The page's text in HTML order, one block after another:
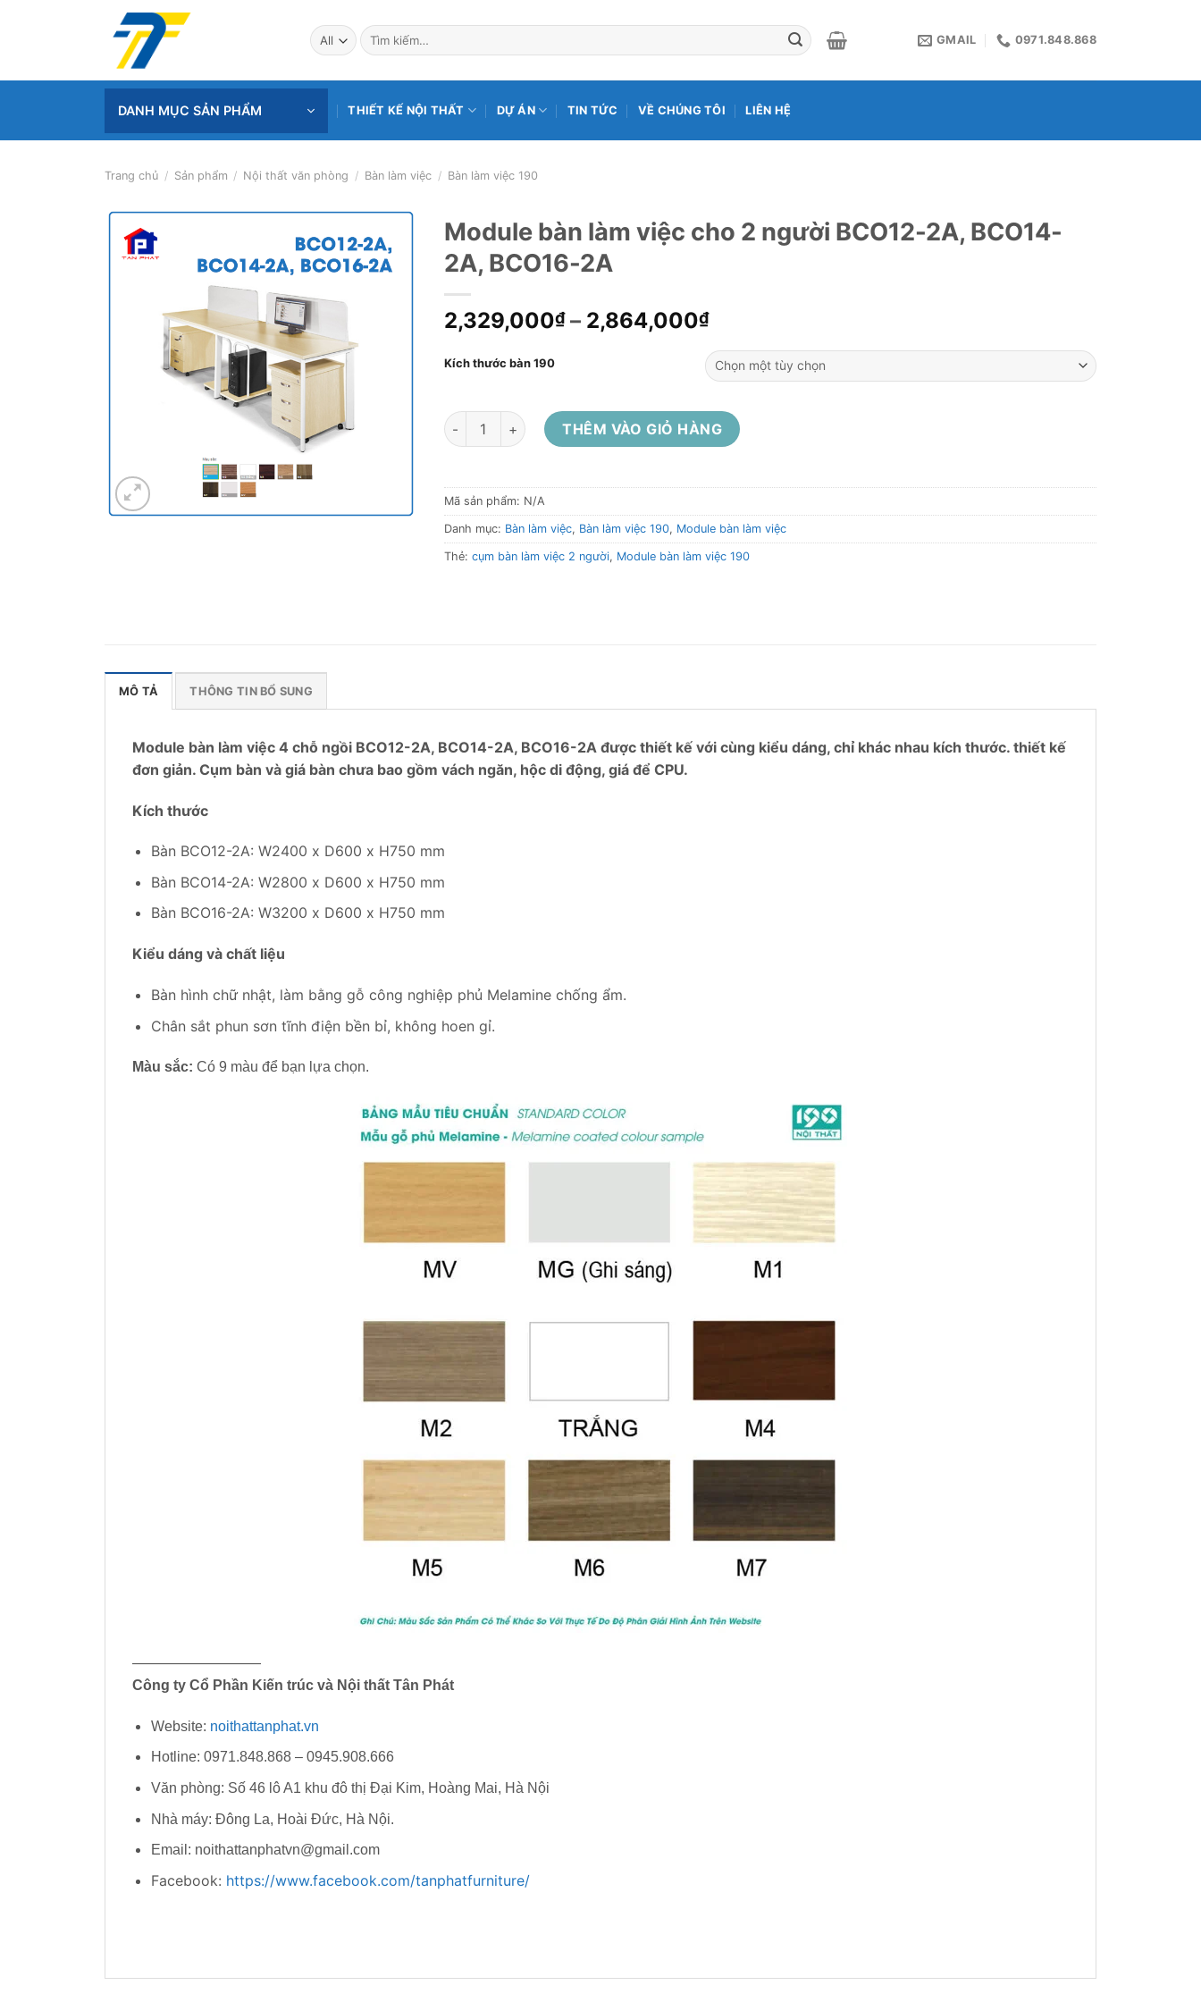
Tìm
kiếm:
GMAIL 0971.848.868
DANH MỤC SẢN PHẨM THIẾT KẾ NỘI THẤT DỰ ÁN TIN TỨC VỀ CHÚNG TÔI LIÊN HỆ
Trang chủ / Sản phẩm / Nội thất văn phòng / Bàn làm việc / Bàn làm việc 190
Module bàn làm việc cho 2 người BCO12-2A, BCO14-
2A, BCO16-2A
2,329,000₫– 2,864,000₫
Kích thước bàn 190
Module bàn làm việc cho 2 người BCO12-2A, BCO14-2A, BCO16-2A số lượng
THÊM VÀO GIỎ HÀNG
Mã sản phẩm: N/A
Danh mục: Bàn làm việc, Bàn làm việc 190, Module bàn làm việc
Thẻ: cụm bàn làm việc 2 người, Module bàn làm việc 190
MÔ TẢ THÔNG TIN BỔ SUNG
Module bàn làm việc 4 chỗ ngồi BCO12-2A, BCO14-2A, BCO16-2A được thiết kế với cùng kiểu dáng, chỉ khác nhau kích thước. thiết kế
đơn giản. Cụm bàn và giá bàn chưa bao gồm vách ngăn, hộc di động, giá để CPU.
Kích thước
Bàn BCO12-2A: W2400 x D600 x H750 mm
Bàn BCO14-2A: W2800 x D600 x H750 mm
Bàn BCO16-2A: W3200 x D600 x H750 mm
Kiểu dáng và chất liệu
Bàn hình chữ nhật, làm bằng gỗ công nghiệp phủ Melamine chống ẩm.
Chân sắt phun sơn tĩnh điện bền bỉ, không hoen gỉ.
Màu sắc: Có 9 màu để bạn lựa chọn.
—————————
Công ty Cổ Phần Kiến trúc và Nội thất Tân Phát
Website: noithattanphat.vn
Hotline: 0971.848.868 – 0945.908.666
Văn phòng: Số 46 lô A1 khu đô thị Đại Kim, Hoàng Mai, Hà Nội
Nhà máy: Đông La, Hoài Đức, Hà Nội.
Email: noithattanphatvn@gmail.com
Facebook: https://www.facebook.com/tanphatfurniture/